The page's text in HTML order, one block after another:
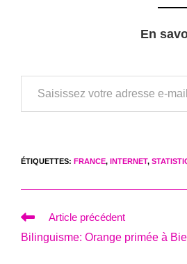
En
Saisissez votre adresse e-mail…
ÉTIQUETTES: FRANCE, INTERNET,
Read
articles
Article précédent
Bilinguisme: Orange primée à